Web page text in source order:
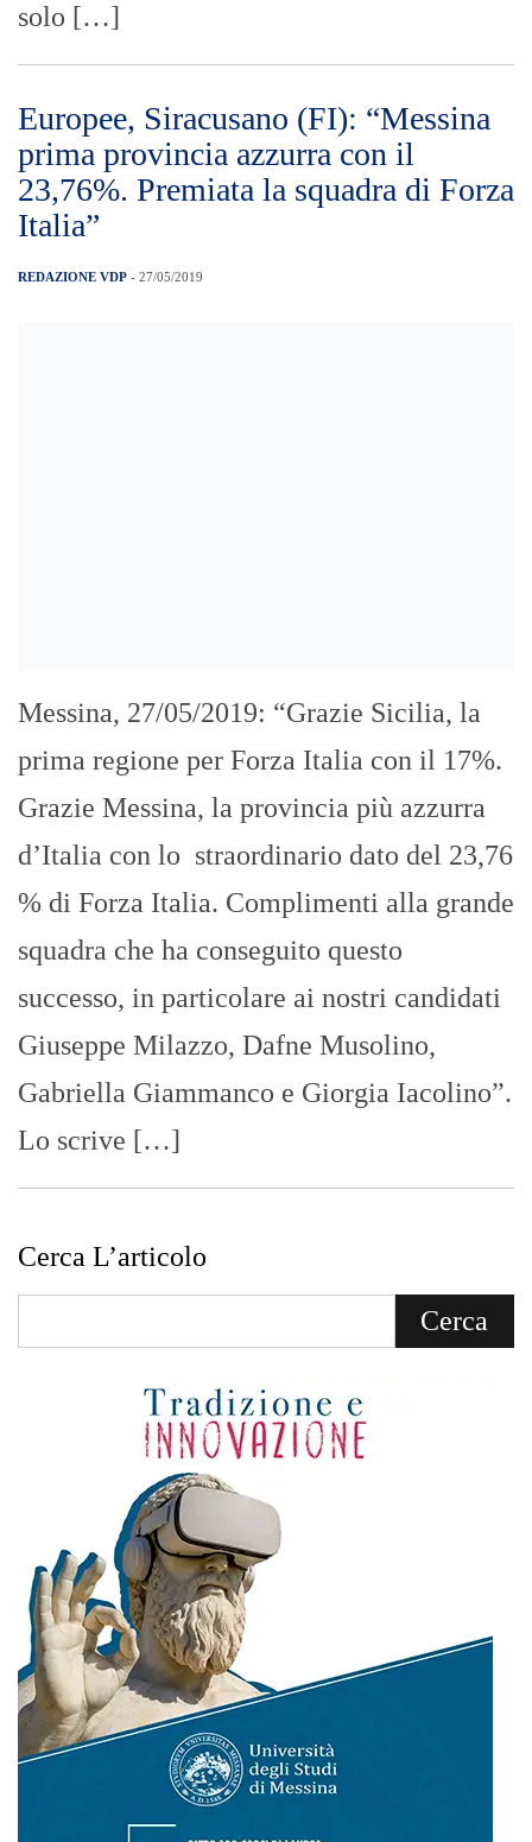
solo […]
Europee, Siracusano (FI): “Messina
prima provincia azzurra con il
23,76%. Premiata la squadra di Forza
Italia”
REDAZIONE VDP - 27/05/2019
Giuseppe Milazzo, Dafne Musolino,
Gabriella Giammanco e Giorgia Iacolino”.
Lo scrive […]
Cerca L’articolo